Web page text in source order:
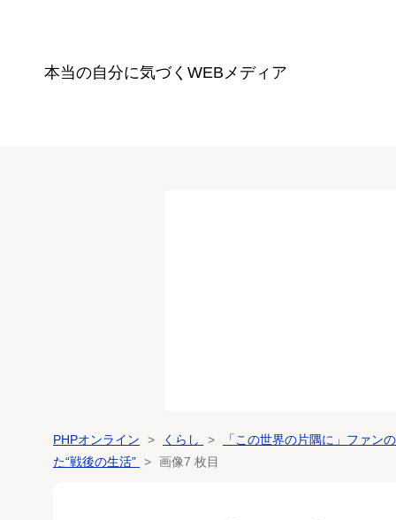
本当の自分に気づく WEBメディア
PHPオンライン くらし
「この世界の片隅に」ファ
た“戦後の生活”
画像7 枚目